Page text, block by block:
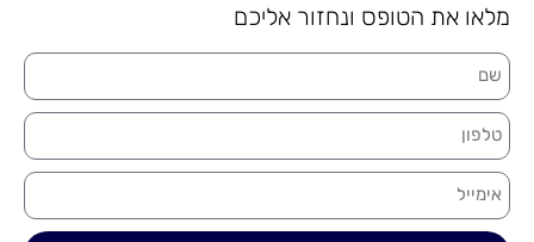
מלאו את הטופס ונחזור אליכם